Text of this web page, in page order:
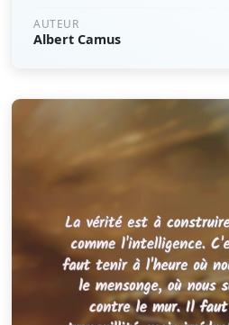
AUTEUR
Albert Camus